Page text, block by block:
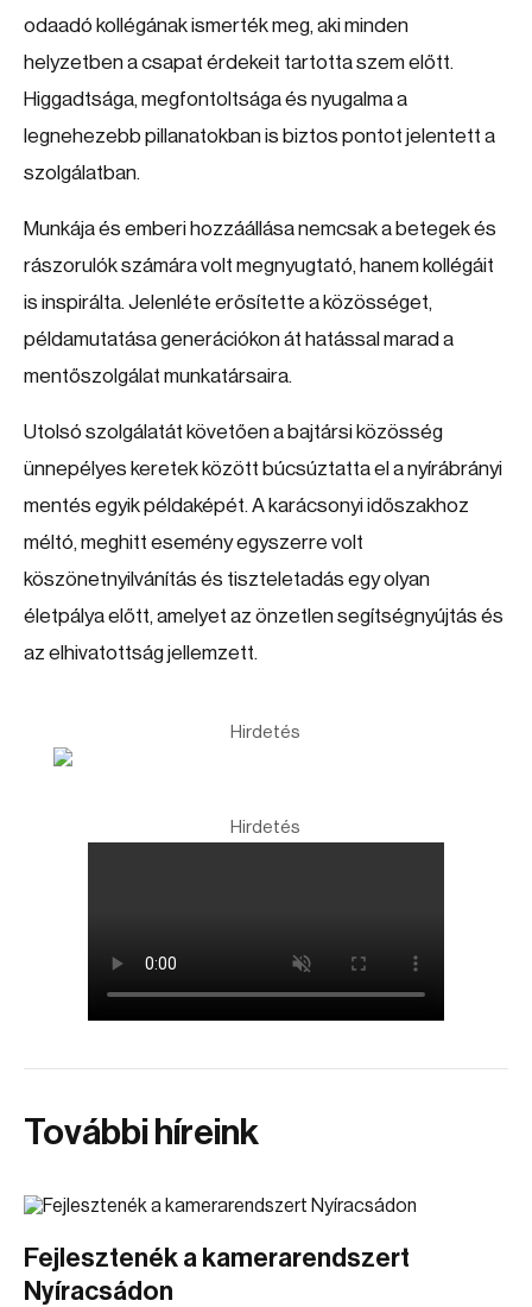
odaadó kollégának ismerték meg, aki minden
helyzetben a csapat érdekeit tartotta szem előtt.
Higgadtsága, megfontoltsága és nyugalma a
legnehezebb pillanatokban is biztos pontot jelentett a
szolgálatban.
Munkája és emberi hozzáállása nemcsak a betegek és
rászorulók számára volt megnyugtató, hanem kollégáit
is inspirálta. Jelenléte erősítette a közösséget,
példamutatása generációkon át hatással marad a
mentőszolgálat munkatársaira.
Utolsó szolgálatát követően a bajtársi közösség
ünnepélyes keretek között búcsúztatta el a nyírábrányi
mentés egyik példaképét. A karácsonyi időszakhoz
méltó, meghitt esemény egyszerre volt
köszönetnyilvánítás és tiszteletadás egy olyan
életpálya előtt, amelyet az önzetlen segítségnyújtás és
az elhivatottság jellemzett.
Hirdetés
Hirdetés
További híreink
Fejlesztenék a kamerarendszert
Nyíracsádon